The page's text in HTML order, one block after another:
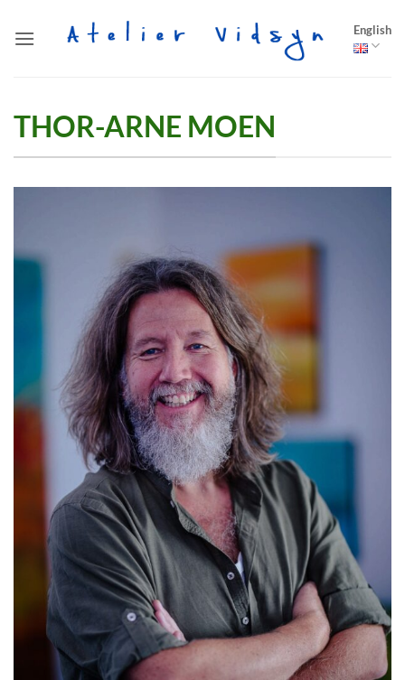
English
THOR-ARNE MOEN